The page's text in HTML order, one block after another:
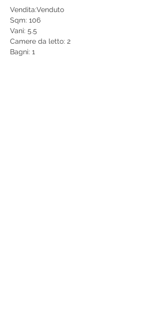
Vendita:Venduto
Sqm: 106
Vani: 5.5
Camere da letto: 2
Bagni: 1